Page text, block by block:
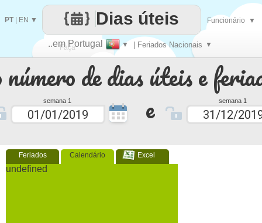
de dias úteis e
semana 1 e semana 1
Feriados Calendário Excel
undefined
Faça
cada
..em Portugal ▼ | Feriados Nacionais ▼
Dias úteis
PT| EN ▼ Funcionário ▼